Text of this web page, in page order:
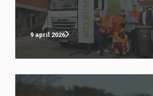
9 april 2026